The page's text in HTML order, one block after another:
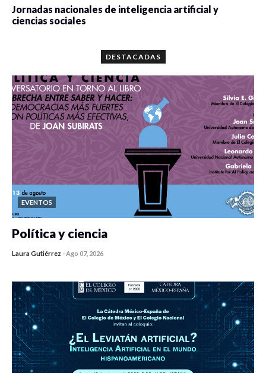
Jornadas nacionales de inteligencia artificial y
ciencias sociales
DESTACADAS
EVENTOS
Política y ciencia
Laura Gutiérrez - Ago 07, 2026